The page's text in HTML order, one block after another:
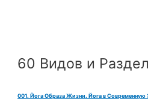
60 Видов и
001. Йога Образа Жизни. Йога в Современную